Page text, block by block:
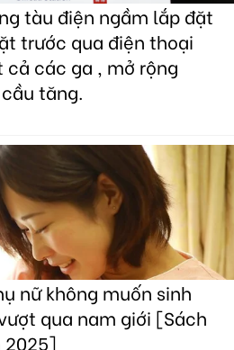
tàu điện ngầm lắp đặt
trước qua điện thoại
các ga , mở rộng
tăng.
nữ không muốn sinh
qua nam giới [Sách
2025]